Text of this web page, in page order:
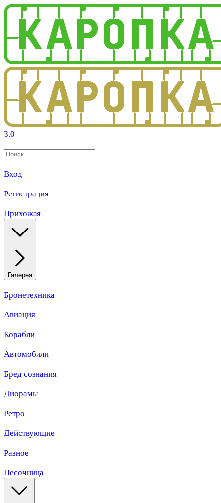
3.0
Вход
Регистрация
Прихожая
Галерея
Бронетехника
Авиация
Корабли
Автомобили
Бред сознания
Диорамы
Ретро
Действующие
Разное
Песочница